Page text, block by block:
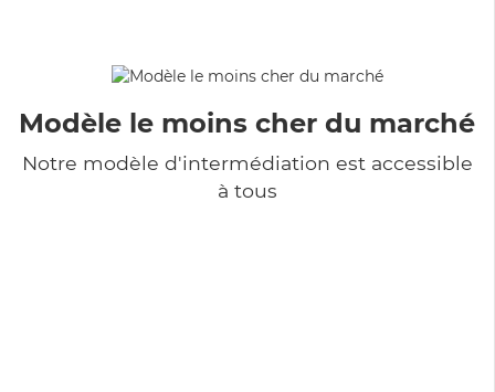
Modèle le moins cher du marché
Notre modèle d'intermédiation est accessible
à tous